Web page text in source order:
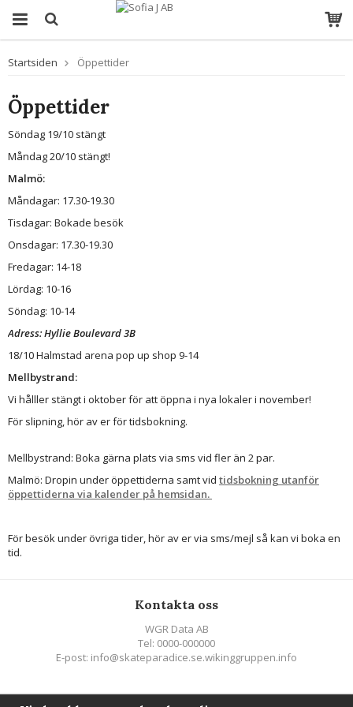
Startsiden Öppettider
Öppettider
Söndag 19/10 stängt
Måndag 20/10 stängt!
Malmö:
Måndagar: 17.30-19.30
Tisdagar: Bokade besök
Onsdagar: 17.30-19.30
Fredagar: 14-18
Lördag: 10-16
Söndag: 10-14
Adress: Hyllie Boulevard 3B
18/10 Halmstad arena pop up shop 9-14
Mellbystrand:
Vi hålller stängt i oktober för att öppna i nya lokaler i november!
För slipning, hör av er för tidsbokning.
Mellbystrand: Boka gärna plats via sms vid fler än 2 par.
Malmö: Dropin under öppettiderna samt vid tidsbokning utanför
öppettiderna via kalender på hemsidan.
För besök under övriga tider, hör av er via sms/mejl så kan vi boka en
tid.
Kontakta oss
WGR Data AB
Tel: 0000-000000
E-post: info@skateparadice.se.wikinggruppen.info